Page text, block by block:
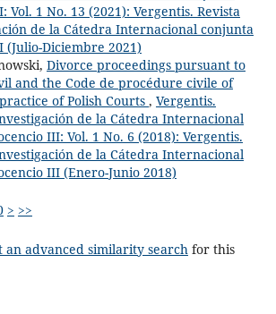
Vol. 1 No. 13 (2021): Vergentis. Revista
de la Cátedra Internacional conjunta
(Julio-Diciembre 2021)
Divorce proceedings pursuant to
and the Code de procédure civile of
of Polish Courts , Vergentis.
de la Cátedra Internacional
III: Vol. 1 No. 6 (2018): Vergentis.
de la Cátedra Internacional
III (Enero-Junio 2018)
> >>
an advanced similarity searchfor this